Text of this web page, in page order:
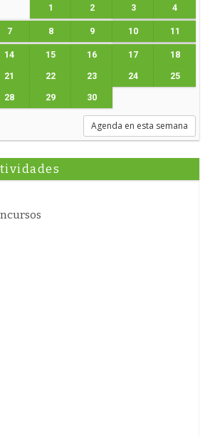
1 2 3 4
7 8 9 10 11
14 15 16 17 18
21 22 23 24 25
28 29 30
Agenda en esta semana